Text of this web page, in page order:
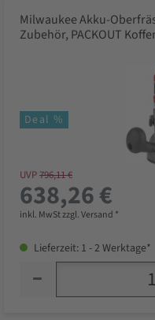
Milwaukee Akku-
Zubehör, PACKOUT
Deal %
UVP796,11 €
638,26 €
inkl. MwSt zzgl. Versand *
Lieferzeit: 1 - 2 Werktage*